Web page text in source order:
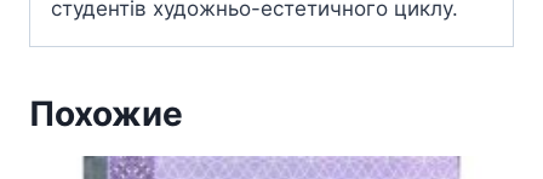
студентів художньо-естетичного циклу.
Похожие